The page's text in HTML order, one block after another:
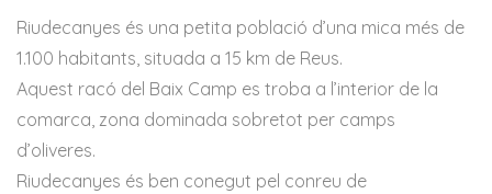
Riudecanyes és una petita població d’una mica més de
1.100 habitants, situada a 15 km de Reus.
Aquest racó del Baix Camp es troba a l’interior de la
comarca, zona dominada sobretot per camps
d’oliveres.
Riudecanyes és ben conegut pel conreu de